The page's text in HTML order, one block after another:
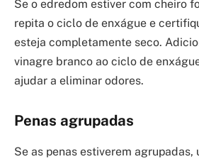
Se o edredom estiver com cheiro
repita o ciclo de enxágue e
esteja completamente seco.
vinagre branco ao ciclo de
ajudar a eliminar odores.
Penas agrupadas
Se as penas estiverem agrupadas,